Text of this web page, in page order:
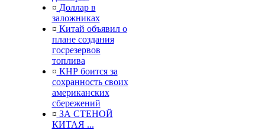
¤ Доллар в
заложниках
¤ Китай объявил о
плане создания
госрезервов
топлива
¤ КНР боится за
сохранность своих
американских
сбережений
¤ ЗА СТЕНОЙ
КИТАЯ ...